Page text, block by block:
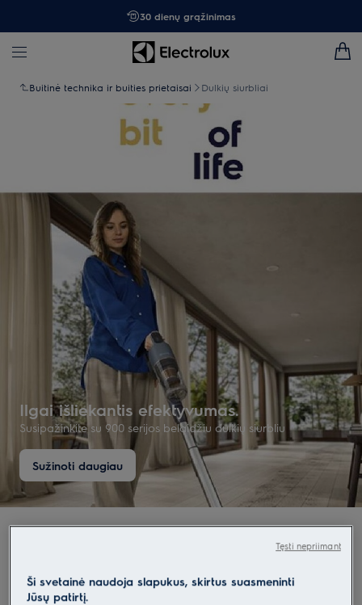
30 dienų grąžinimas
Buitinė technika ir buities prietaisai Dulkių siurbliai
Ilgai išliekantis efektyvumas.
Susipažinkite su 900 serijos belaidžiu dulkių siurbliu
Sužinoti daugiau
Atraskite 900 serijos belaidį dulkių
siurblį
Ši svetainė naudoja slapukus, skirtus suasmeninti
Jūsų patirtį.
Tęsti nepriimant